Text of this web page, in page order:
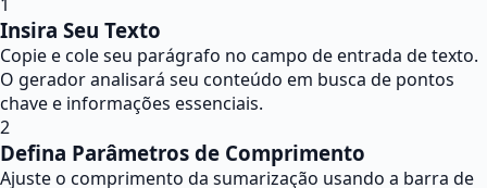
Insira Seu Texto
Copie e cole seu parágrafo no campo de entrada de texto.
O gerador analisará seu conteúdo em busca de pontos
chave e informações essenciais.
2
Defina Parâmetros de Comprimento
Ajuste o comprimento da sumarização usando a barra de